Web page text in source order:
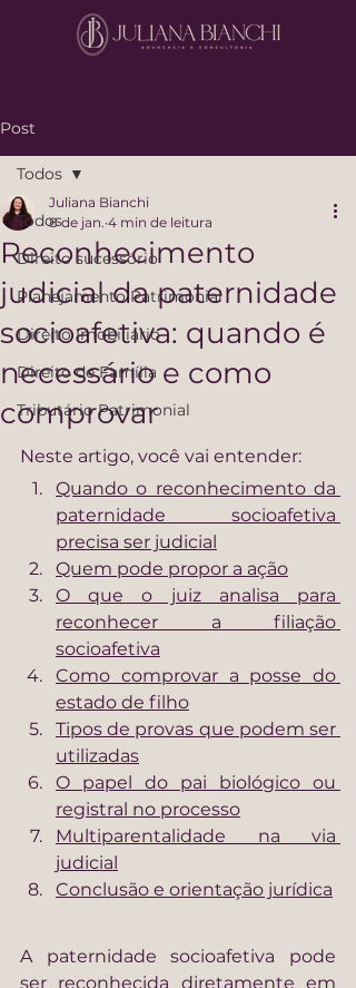
Post
Todos
Direito sucessório
Planejamento Patrimonial
Direito Imobiliário
Direito de Família
Tributário Patrimonial
Todos
Reconhecimento
judicial da paternidade
socioafetiva: quando é
necessário e como
comprovar
Juliana Bianchi
8 de jan. 4 min de leitura
Neste artigo, você vai entender:
Quando o reconhecimento da
paternidade socioafetiva
precisa ser judicial
Quem pode propor a ação
O que o juiz analisa para
reconhecer a filiação
socioafetiva
Como comprovar a posse do
estado de filho
Tipos de provas que podem ser
utilizadas
O papel do pai biológico ou
registral no processo
Multiparentalidade na via
judicial
Conclusão e orientação jurídica
A paternidade socioafetiva pode
ser reconhecida diretamente em